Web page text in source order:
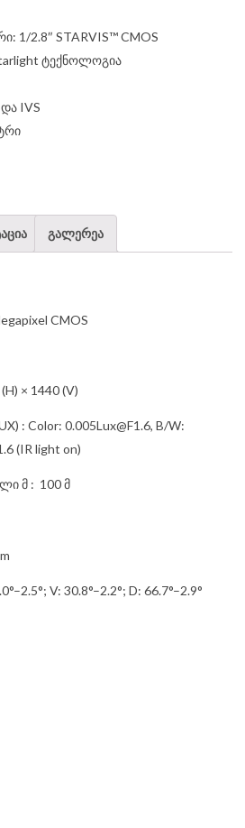
1/2.8″ STARVIS™ CMOS
ტექნოლოგია
IVS
გალერეა
CMOS
× 1440 (V)
: Color: 0.005Lux@F1.6, B/W:
(IR light on)
მ : 100 მ
V: 30.8°–2.2°; D: 66.7°–2.9°